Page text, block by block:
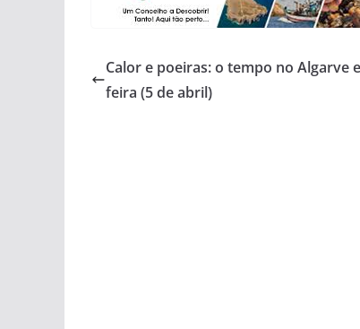
Calor e poeiras: o tempo no Algarve
feira (5 de abril)